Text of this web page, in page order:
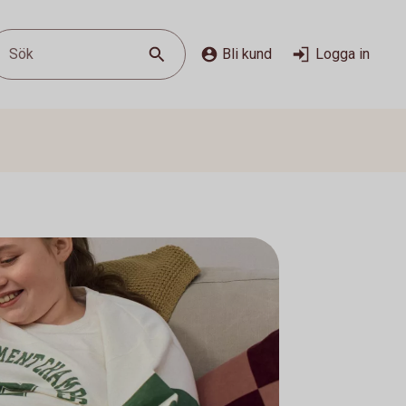
Sök Bli kund Logga in